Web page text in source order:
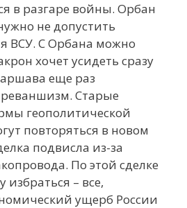
в разгаре войны. Орбан
не допустить
ВСУ. С Орбана можно
хочет усидеть сразу
еще раз
Старые
геополитической
повторяться в новом
подвисла из-за
По этой сделке
избраться – все,
ущерб России